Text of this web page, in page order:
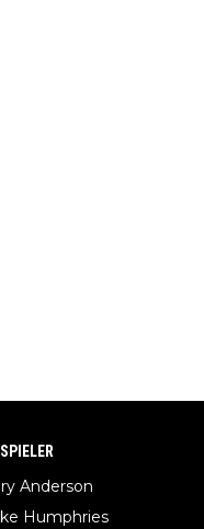
Anderson
Humphries